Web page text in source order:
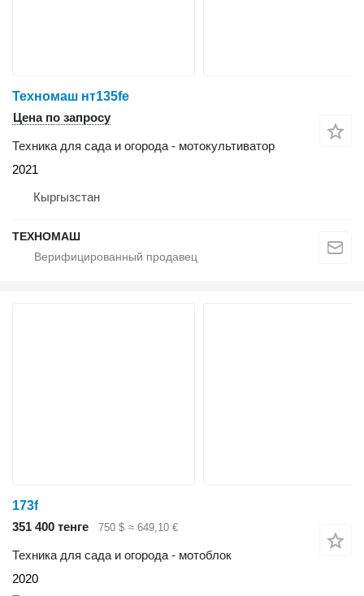
Техномаш нт135fе
Цена по запросу
Техника для сада и огорода - мотокультиватор
2021
Кыргызстан
ТЕХНОМАШ
173f
351 400 тенге
750 $ ≈ 649,10 €
Техника для сада и огорода - мотоблок
2020